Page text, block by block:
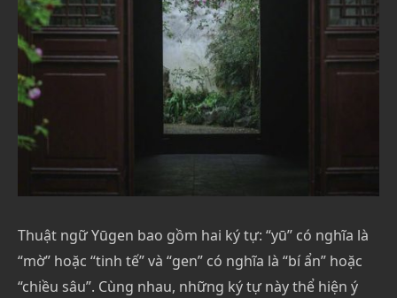
Thuật ngữ Yūgen bao gồm hai ký tự: “yū” có nghĩa là
“mờ” hoặc “tinh tế” và “gen” có nghĩa là “bí ẩn” hoặc
“chiều sâu”. Cùng nhau, những ký tự này thể hiện ý